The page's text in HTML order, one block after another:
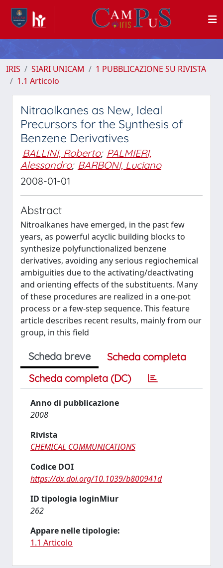
IRIS SIARI UNICAM
1 PUBBLICAZIONE SU RIVISTA
1.1 Articolo
Nitraolkanes as New, Ideal
Precursors for the Synthesis of
Benzene Derivatives
BALLINI, Roberto; PALMIERI,
Alessandro; BARBONI, Luciano
2008-01-01
Abstract
Nitroalkanes have emerged, in the past few
years, as powerful acyclic building blocks to
synthesize polyfunctionalized benzene
derivatives, avoiding any serious regiochemical
ambiguities due to the activating/deactivating
and orienting effects of the substituents. Many
of these procedures are realized in a one-pot
process or a few-step sequence. This feature
article describes recent results, mainly from our
group, in this field
Scheda breve
Scheda completa
Scheda completa (DC)
Anno di pubblicazione
2008
Rivista
CHEMICAL COMMUNICATIONS
Codice DOI
https://dx.doi.org/10.1039/b800941d
ID tipologia loginMiur
262
Appare nelle tipologie:
1.1 Articolo